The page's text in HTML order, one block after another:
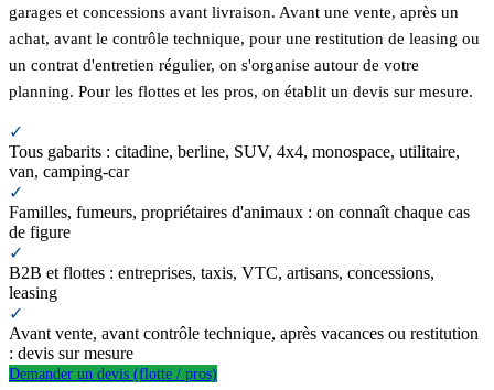
garages et concessions avant livraison. Avant une vente, après un
achat, avant le contrôle technique, pour une restitution de leasing ou
un contrat d'entretien régulier, on s'organise autour de votre
planning. Pour les flottes et les pros, on établit un devis sur mesure.
✓
Tous gabarits : citadine, berline, SUV, 4x4, monospace, utilitaire,
van, camping-car
✓
Familles, fumeurs, propriétaires d'animaux : on connaît chaque cas
de figure
✓
B2B et flottes : entreprises, taxis, VTC, artisans, concessions,
leasing
✓
Avant vente, avant contrôle technique, après vacances ou restitution
: devis sur mesure
Demander un devis (flotte / pros)